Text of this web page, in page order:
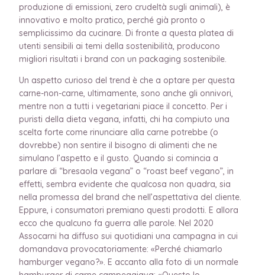
produzione di emissioni, zero crudeltà sugli animali), è
innovativo e molto pratico, perché già pronto o
semplicissimo da cucinare. Di fronte a questa platea di
utenti sensibili ai temi della sostenibilità, producono
migliori risultati i brand con un packaging sostenibile.
Un aspetto curioso del trend è che a optare per questa
carne-non-carne, ultimamente, sono anche gli onnivori,
mentre non a tutti i vegetariani piace il concetto. Per i
puristi della dieta vegana, infatti, chi ha compiuto una
scelta forte come rinunciare alla carne potrebbe (o
dovrebbe) non sentire il bisogno di alimenti che ne
simulano l’aspetto e il gusto. Quando si comincia a
parlare di “bresaola vegana” o “roast beef vegano”, in
effetti, sembra evidente che qualcosa non quadra, sia
nella promessa del brand che nell’aspettativa del cliente.
Eppure, i consumatori premiano questi prodotti. E allora
ecco che qualcuno fa guerra alle parole. Nel 2020
Assocarni ha diffuso sui quotidiani una campagna in cui
domandava provocatoriamente: «Perché chiamarlo
hamburger vegano?». E accanto alla foto di un normale